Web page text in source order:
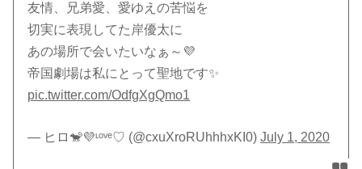
友情、兄弟愛、愛ゆえの苦悩を
切実に表現してた岸優太に
あの場所で会いたいなぁ～💜
帝国劇場は私にとって聖地です✨
pic.twitter.com/OdfgXgQmo1
— ヒロ🐒💜ᶫᵒᵛᵉ♡ (@cxuXroRUhhhxKI0)July 1, 2020